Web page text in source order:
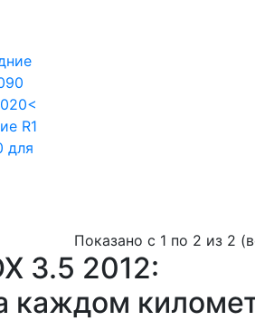
R1
для
Показано с 1 по 2 из 2
3.5 2012:
каждом